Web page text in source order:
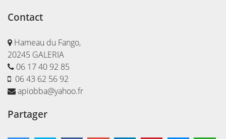
Tarifs
Tarifs
Contact
Hameau du Fango,
20245 GALERIA
06 17 40 92 85
06 43 62 56 92
apiobba@yahoo.fr
Partager